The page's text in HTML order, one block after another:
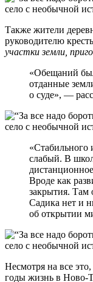
Также жители
руководителю
участки земли,
«Обещаний
отданные
о суде», —
«Стабильного
слабый. В
Вроде как
закрытия. Там
Садика нет и
об открытии
Несмотря на все
годы жизнь в Ново-